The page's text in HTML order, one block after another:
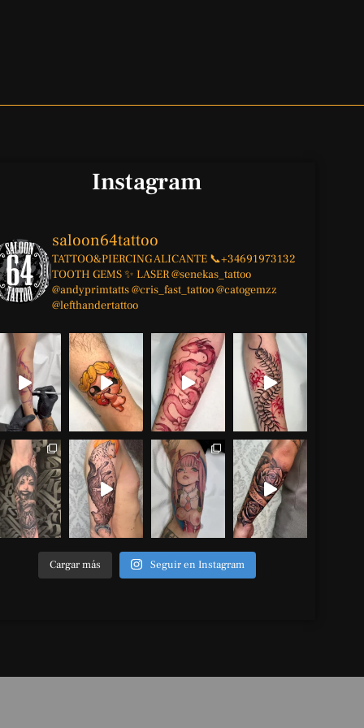
Instagram
saloon64tattoo
TATTOO&PIERCINGALICANTE 📞+34691973132
TOOTH GEMS ✨ LASER@senekas_tattoo
@andyprimtatts@cris_fast_tattoo@catogemzz
@lefthandertattoo
Cargar más Seguir en Instagram